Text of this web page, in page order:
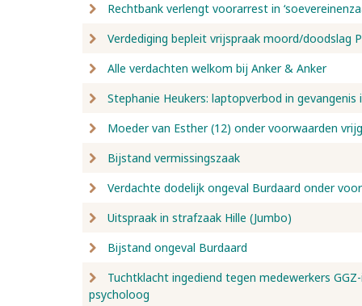
Rechtbank verlengt voorarrest in
Verdediging bepleit vrijspraak moord/doodslag
Alle verdachten welkom bij Anker & Anker
Stephanie Heukers: laptopverbod in gevangenis
Moeder van Esther (12) onder voorwaarden
Bijstand vermissingszaak
Verdachte dodelijk ongeval Burdaard onder
Uitspraak in strafzaak Hille (Jumbo)
Bijstand ongeval Burdaard
Tuchtklacht ingediend tegen medewerkers
psycholoog